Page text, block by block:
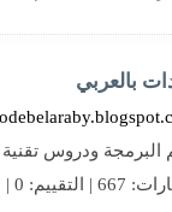
بالعربي
البرمجة ودروس تقنية
0 | المقيّمين: 0 | الدولة: